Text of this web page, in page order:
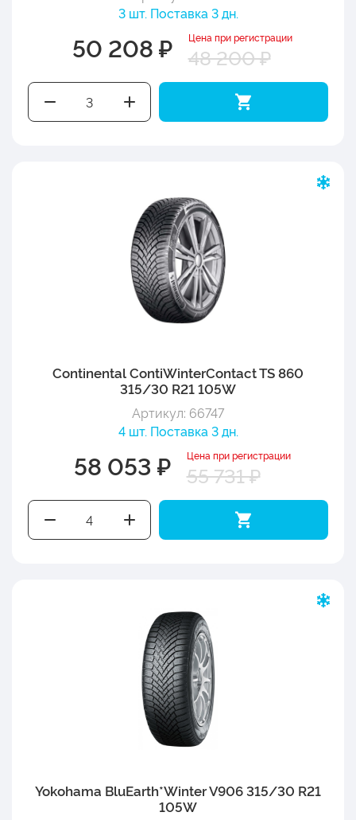
3 шт. Поставка 3 дн.
50 208 ₽ Цена при регистрации
48 200 ₽
Continental ContiWinterContact TS 860
315/30 R21 105W
Артикул: 66747
4 шт. Поставка 3 дн.
58 053 ₽ Цена при регистрации
55 731 ₽
Yokohama BluEarth*Winter V906 315/30 R21
105W